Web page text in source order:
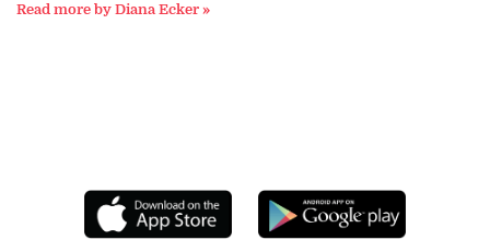
Read more by Diana Ecker »